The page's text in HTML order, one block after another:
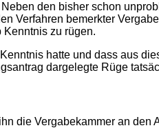
den bisher schon
Verfahren bemerkter
Kenntnis zu rügen.
hatte und dass aus
dargelegte Rüge
die Vergabekammer an den